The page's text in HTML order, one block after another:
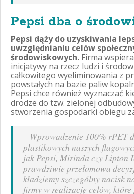
Pepsi dba o
Pepsi dąży do uzyskiwania
uwzględnianiu celów
środowiskowych. Firma
inicjatywy na rzecz ludzi i
całkowitego wyeliminowania z
powstałych na bazie paliw
Pepsi chce również wyznaczać
drodze do tzw. zielonej
stworzenia gospodarki obiegu
– Wprowadzenie 100% rPET
plastikowych naszych
jak Pepsi, Mirinda czy Lipton
prawdziwie przełomowa
kładziemy szczególny nacisk
firmy w realizację celów,